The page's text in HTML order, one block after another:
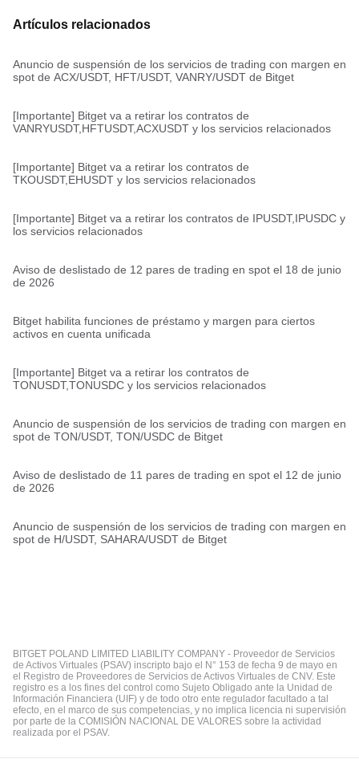
Artículos relacionados
Anuncio de suspensión de los servicios de trading con margen en
spot de ACX/USDT, HFT/USDT, VANRY/USDT de Bitget
[Importante] Bitget va a retirar los contratos de
VANRYUSDT,HFTUSDT,ACXUSDT y los servicios relacionados
[Importante] Bitget va a retirar los contratos de
TKOUSDT,EHUSDT y los servicios relacionados
[Importante] Bitget va a retirar los contratos de IPUSDT,IPUSDC y
los servicios relacionados
Aviso de deslistado de 12 pares de trading en spot el 18 de junio
de 2026
Bitget habilita funciones de préstamo y margen para ciertos
activos en cuenta unificada
[Importante] Bitget va a retirar los contratos de
TONUSDT,TONUSDC y los servicios relacionados
Anuncio de suspensión de los servicios de trading con margen en
spot de TON/USDT, TON/USDC de Bitget
Aviso de deslistado de 11 pares de trading en spot el 12 de junio
de 2026
Anuncio de suspensión de los servicios de trading con margen en
spot de H/USDT, SAHARA/USDT de Bitget
BITGET POLAND LIMITED LIABILITY COMPANY - Proveedor de Servicios
de Activos Virtuales (PSAV) inscripto bajo el N° 153 de fecha 9 de mayo en
el Registro de Proveedores de Servicios de Activos Virtuales de CNV. Este
registro es a los fines del control como Sujeto Obligado ante la Unidad de
Información Financiera (UIF) y de todo otro ente regulador facultado a tal
efecto, en el marco de sus competencias, y no implica licencia ni supervisión
por parte de la COMISIÓN NACIONAL DE VALORES sobre la actividad
realizada por el PSAV.